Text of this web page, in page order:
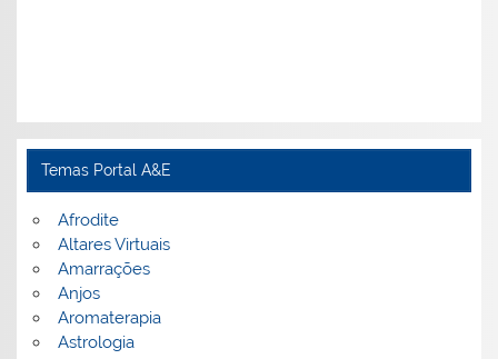
Temas Portal A&E
Afrodite
Altares Virtuais
Amarrações
Anjos
Aromaterapia
Astrologia